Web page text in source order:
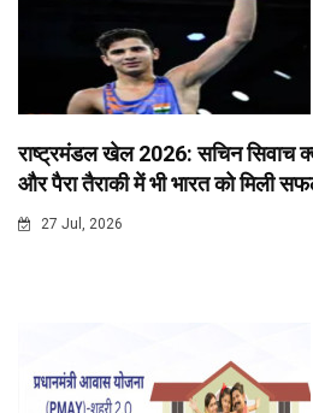
राष्ट्रमंडल खेल 2026: सचिन सिवाच
और पैरा तैराकी में भी भारत को मिली
27 Jul, 2026